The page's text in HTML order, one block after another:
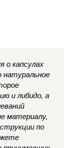
о капсулах
натуральное
и либидо, а
материалу,
по